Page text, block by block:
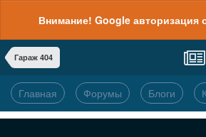
Внимание! Google авторизация
Гараж 404
Главная Форумы Блоги